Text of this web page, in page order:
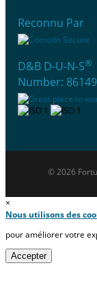
Reconnu Par
D&B D-U-N-S®
Number:
© 2026
×
Nous utilisons des
pour améliorer votre
Accepter